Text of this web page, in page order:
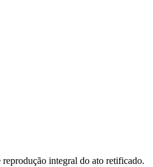
integral do ato retificado.